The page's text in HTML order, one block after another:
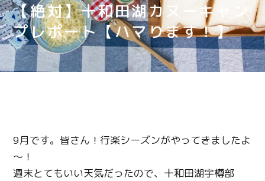
【絶対】十和田湖カヌーキャン
プレポート【ハマります！】
9月です。皆さん！行楽シーズンがやってきましたよ
～！
週末とてもいい天気だったので、十和田湖宇樽部